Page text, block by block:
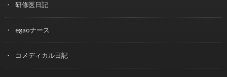
研修医日記
egaoナース
コメディカル日記